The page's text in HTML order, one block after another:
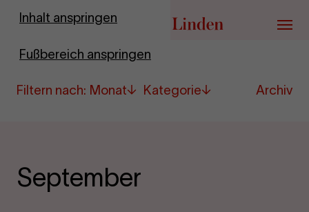
Inhalt anspringen
Fußbereich anspringen
Zur Startseite
Menü
Filtern nach(lädt Seite neu)
: Monat Kategorie Archiv
&
Tickets
September